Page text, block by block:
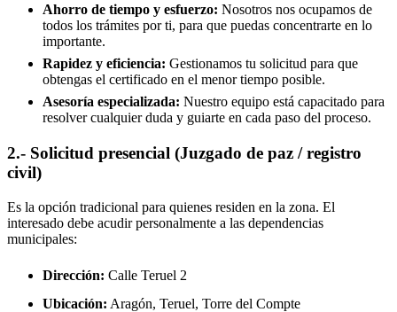
Ahorro de tiempo y esfuerzo: Nosotros nos ocupamos de
todos los trámites por ti, para que puedas concentrarte en lo
importante.
Rapidez y eficiencia: Gestionamos tu solicitud para que
obtengas el certificado en el menor tiempo posible.
Asesoría especializada: Nuestro equipo está capacitado para
resolver cualquier duda y guiarte en cada paso del proceso.
2.- Solicitud presencial (Juzgado de paz / registro
civil)
Es la opción tradicional para quienes residen en la zona. El
interesado debe acudir personalmente a las dependencias
municipales:
Dirección: Calle Teruel 2
Ubicación: Aragón, Teruel, Torre del Compte